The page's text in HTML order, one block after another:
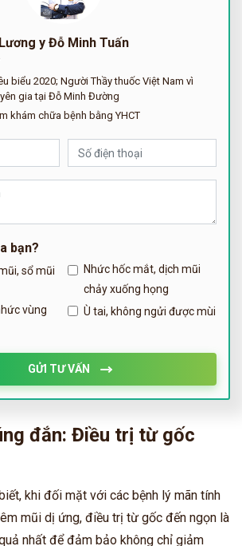
Lương y Đỗ Minh Tuấn
biểu 2020; Người Thầy thuốc Việt Nam vì
gia tại Đỗ Minh Đường
khám chữa bệnh bằng YHCT
bạn?
sổ mũi
Nhức hốc mắt, dịch mũi
chảy xuống họng
vùng
Ù tai, không ngửi được mùi
GỬI TƯ VẤN
đắn: Điều trị từ gốc
khi đối mặt với các bệnh lý mãn tính
mũi dị ứng, điều trị từ gốc đến ngọn là
nhất để đảm bảo không chỉ giảm